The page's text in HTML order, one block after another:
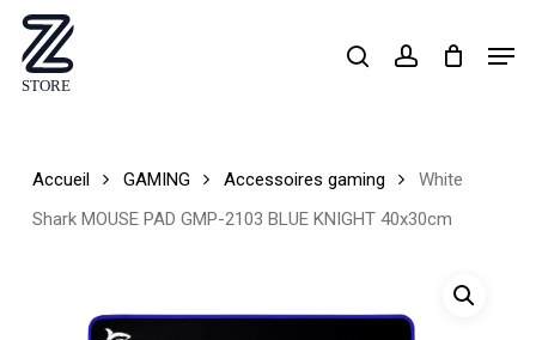
Skip
main
searchaccount
Accueil GAMING Accessoires gaming
White
Shark MOUSE PAD GMP-2103 BLUE KNIGHT 40x30cm